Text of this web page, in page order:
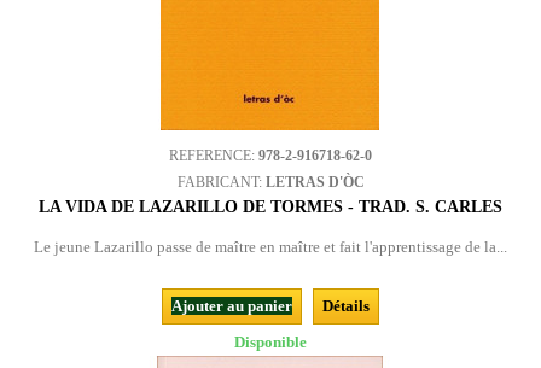
REFERENCE: 978-2-916718-62-0
FABRICANT: LETRAS D'ÒC
LA VIDA DE LAZARILLO DE TORMES - TRAD. S. CARLES
Le jeune Lazarillo passe de maître en maître et fait l'apprentissage de la...
Ajouter au panier
Détails
Disponible